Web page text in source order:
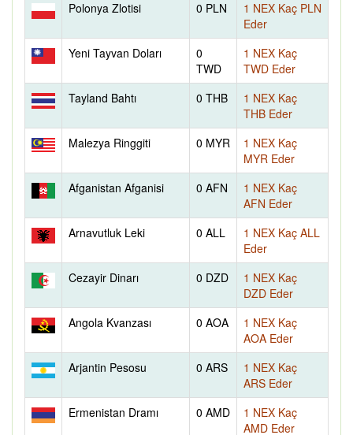
Polonya Zlotisi 0 PLN
1 NEX Kaç PLN
Eder
Yeni Tayvan Doları
0
TWD
1 NEX Kaç
TWD Eder
Tayland Bahtı
0 THB
1 NEX Kaç
THB Eder
Malezya Ringgiti
0 MYR
1 NEX Kaç
MYR Eder
Afganistan Afganisi
0 AFN
1 NEX Kaç
AFN Eder
Arnavutluk Leki
0 ALL
1 NEX Kaç ALL
Eder
Cezayir Dinarı
0 DZD
1 NEX Kaç
DZD Eder
Angola Kvanzası
0 AOA
1 NEX Kaç
AOA Eder
Arjantin Pesosu
0 ARS
1 NEX Kaç
ARS Eder
Ermenistan Dramı
0 AMD
1 NEX Kaç
AMD Eder